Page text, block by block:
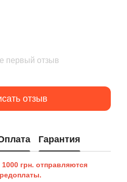
первый отзыв
отзыв
Гарантия
грн. отправляются